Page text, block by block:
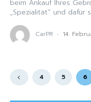
beim Ankauf Ihres
„Spezialität“ und dafür
CarPR - 14.
4 5 6